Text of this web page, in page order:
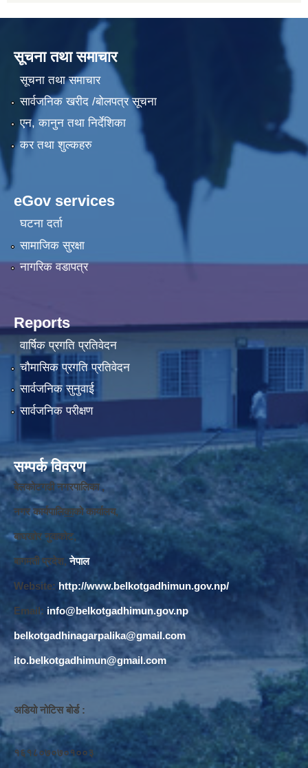
सूचना तथा समाचार
सूचना तथा समाचार
सार्वजनिक खरीद /बोलपत्र सूचना
एन, कानुन तथा निर्देशिका
कर तथा शुल्कहरु
eGov services
घटना दर्ता
सामाजिक सुरक्षा
नागरिक वडापत्र
Reports
वार्षिक प्रगति प्रतिवेदन
चौमासिक प्रगति प्रतिवेदन
सार्वजनिक सुनुवाई
सार्वजनिक परीक्षण
सम्पर्क विवरण
बेलकोटगढी नगरपालिका ,
नगर कार्यपालिकाको कार्यालय,
बाघखोर नुवाकोट,
बागमती प्रदेश, नेपाल
Website: http://www.belkotgadhimun.gov.np/
Email: info@belkotgadhimun.gov.np
belkotgadhinagarpalika@gmail.com
ito.belkotgadhimun@gmail.com
अडियो नोटिस बोर्ड :
१६१८०७०७०१००३